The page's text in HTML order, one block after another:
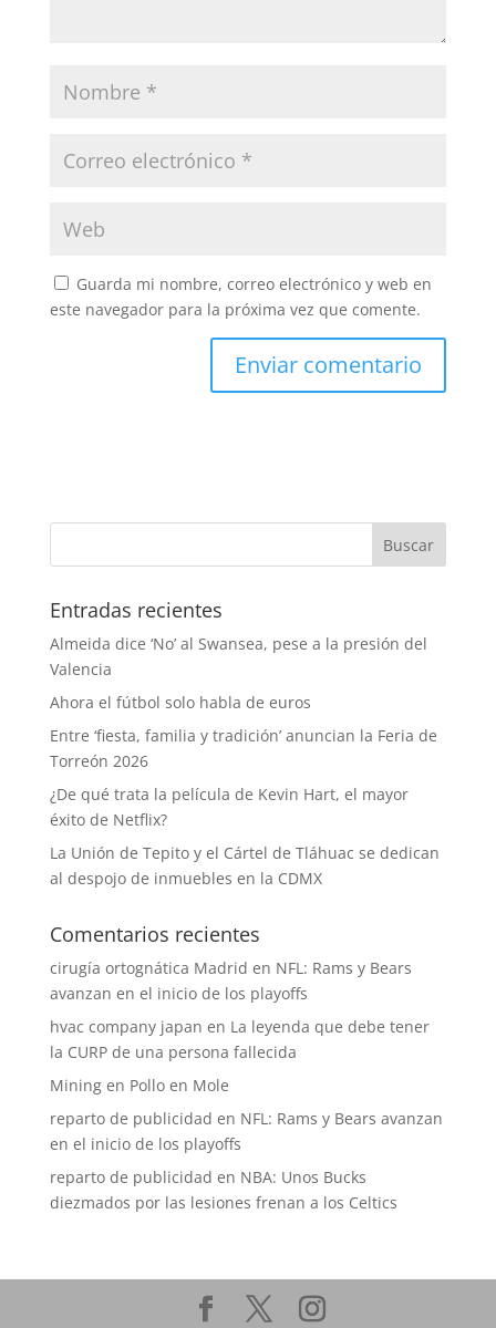
Guarda mi nombre, correo electrónico y web en
este navegador para la próxima vez que comente.
Entradas recientes
Almeida dice ‘No’ al Swansea, pese a la presión del
Valencia
Ahora el fútbol solo habla de euros
Entre ‘fiesta, familia y tradición’ anuncian la Feria de
Torreón 2026
¿De qué trata la película de Kevin Hart, el mayor
éxito de Netflix?
La Unión de Tepito y el Cártel de Tláhuac se dedican
al despojo de inmuebles en la CDMX
Comentarios recientes
cirugía ortognática Madrid en NFL: Rams y Bears
avanzan en el inicio de los playoffs
hvac company japan en La leyenda que debe tener
la CURP de una persona fallecida
Miningen Pollo en Mole
reparto de publicidad en NFL: Rams y Bears avanzan
en el inicio de los playoffs
reparto de publicidad en NBA: Unos Bucks
diezmados por las lesiones frenan a los Celtics